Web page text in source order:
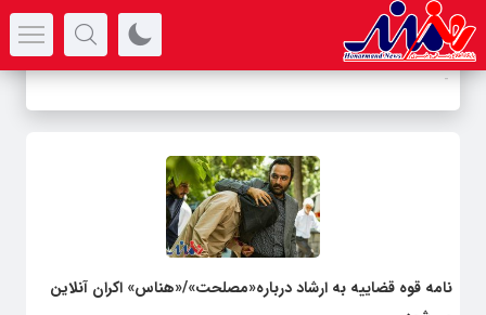
-
نامه قوه قضاییه به ارشاد درباره«مصلحت»/«هناس» اکران آنلاین